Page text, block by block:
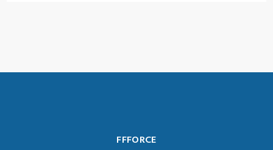
FFFORCE